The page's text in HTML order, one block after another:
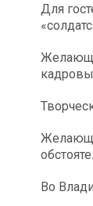
Для
Во